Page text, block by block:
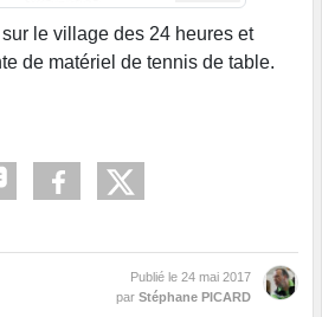
le village des 24 heures et
de matériel de tennis de table.
Publié le 24 mai 2017
par Stéphane PICARD